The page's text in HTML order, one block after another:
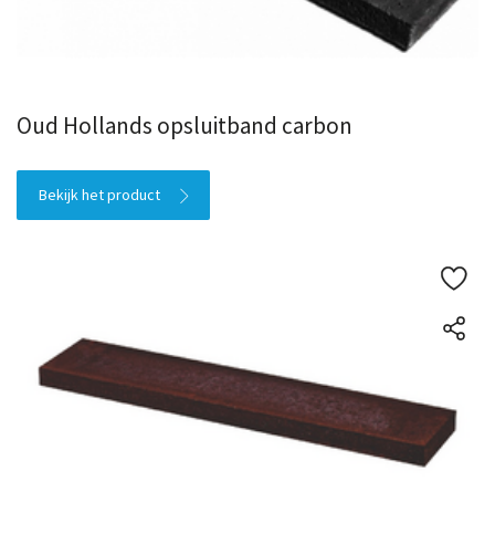
Oud Hollands opsluitband carbon
Bekijk het product